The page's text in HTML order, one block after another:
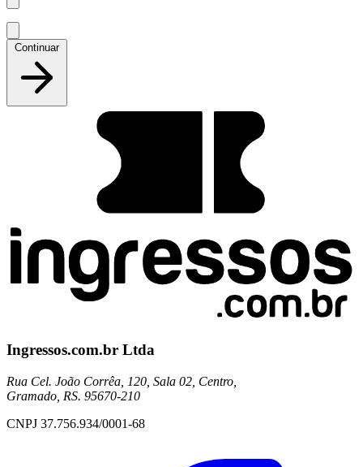
Continuar
Ingressos.com.br Ltda
Rua Cel. João Corrêa, 120, Sala 02, Centro,
Gramado, RS. 95670-210
CNPJ 37.756.934/0001-68